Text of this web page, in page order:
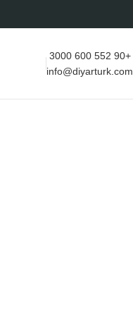
+90 552 600 3000
info@diyarturk.com